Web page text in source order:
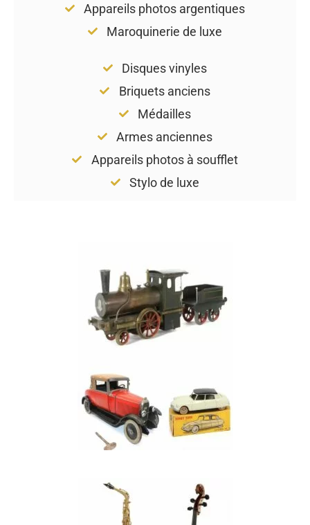
Appareils photos argentiques
Maroquinerie de luxe
Disques vinyles
Briquets anciens
Médailles
Armes anciennes
Appareils photos à soufflet
Stylo de luxe